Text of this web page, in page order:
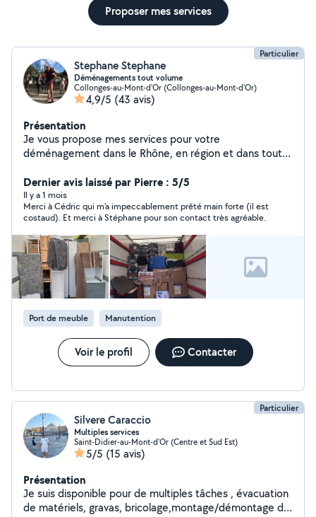
Proposer mes services
Particulier
Stephane Stephane
Déménagements tout volume
Collonges-au-Mont-d'Or (Collonges-au-Mont-d'Or)
4,9/5 (43 avis)
Présentation
Je vous propose mes services pour votre
déménagement dans le Rhône, en région et dans tout la
nécessaire. En cas de besoin je peux me déplacer afin
d'établir un devis. N'hésitez pas à contacter cela ne
vous engage en rien. Cordialement Stéphane & son
équipe
Dernier avis laissé par Pierre : 5/5
Il y a 1 mois
Merci à Cédric qui m'a impeccablement prêté main forte (il est
costaud). Et merci à Stéphane pour son contact très agréable.
Port de meuble Manutention
Voir le profil Contacter
Particulier
Silvere Caraccio
Multiples services
Saint-Didier-au-Mont-d'Or (Centre et Sud Est)
5/5 (15 avis)
Présentation
Je suis disponible pour de multiples tâches , évacuation
de matériels, gravas, bricolage,montage/démontage de